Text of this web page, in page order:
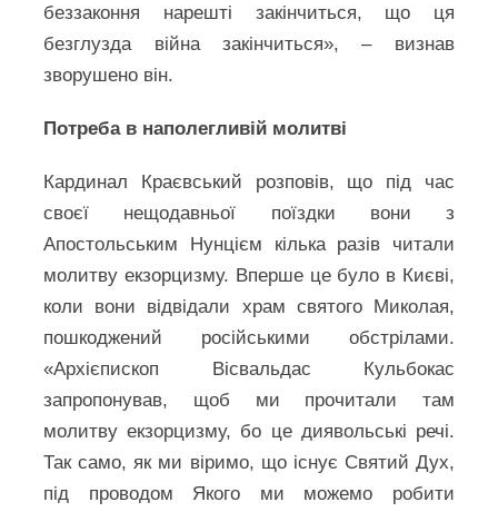
беззаконня нарешті закінчиться, що ця
безглузда війна закінчиться», – визнав
зворушено він.
Потреба в наполегливій молитві
Кардинал Краєвський розповів, що під час
своєї нещодавньої поїздки вони з
Апостольським Нунцієм кілька разів читали
молитву екзорцизму. Вперше це було в Києві,
коли вони відвідали храм святого Миколая,
пошкоджений російськими обстрілами.
«Архієпископ Вісвальдас Кульбокас
запропонував, щоб ми прочитали там
молитву екзорцизму, бо це диявольські речі.
Так само, як ми віримо, що існує Святий Дух,
під проводом Якого ми можемо робити